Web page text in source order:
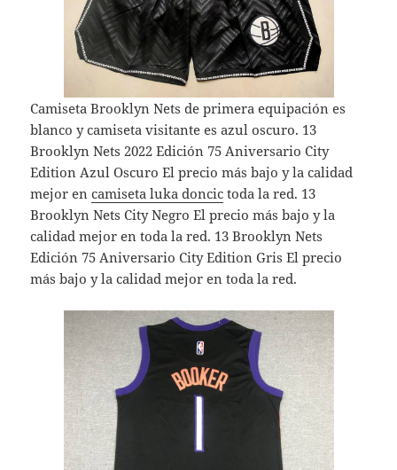
Camiseta Brooklyn Nets de primera equipación es
blanco y camiseta visitante es azul oscuro. 13
Brooklyn Nets 2022 Edición 75 Aniversario City
Edition Azul Oscuro El precio más bajo y la calidad
mejor encamiseta luka doncic toda la red. 13
Brooklyn Nets City Negro El precio más bajo y la
calidad mejor en toda la red. 13 Brooklyn Nets
Edición 75 Aniversario City Edition Gris El precio
más bajo y la calidad mejor en toda la red.